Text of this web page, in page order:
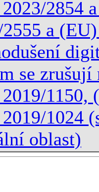
2854
a
se zrušují
1150,
1024
oblast)